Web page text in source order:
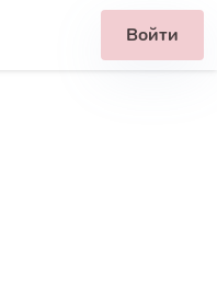
Войти